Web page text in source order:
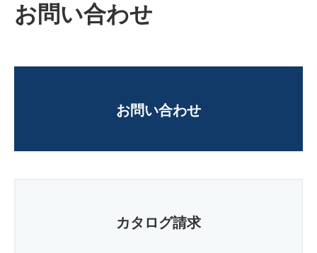
お問い合わせ
お問い合わせ
カタログ請求